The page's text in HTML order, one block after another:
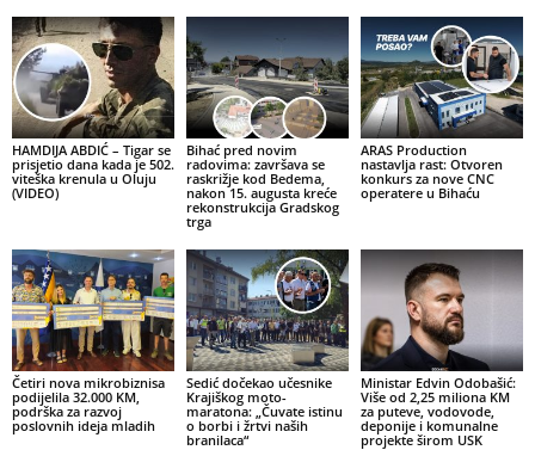
HAMDIJA ABDIĆ – Tigar se
prisjetio dana kada je 502.
viteška krenula u Oluju
(VIDEO)
Bihać pred novim
radovima: završava se
raskrižje kod Bedema,
nakon 15. augusta kreće
rekonstrukcija Gradskog
trga
ARAS Production
nastavlja rast: Otvoren
konkurs za nove CNC
operatere u Bihaću
Četiri nova mikrobiznisa
podijelila 32.000 KM,
podrška za razvoj
poslovnih ideja mladih
Sedić dočekao učesnike
Krajiškog moto-
maratona: „Čuvate istinu
o borbi i žrtvi naših
branilaca“
Ministar Edvin Odobašić:
Više od 2,25 miliona KM
za puteve, vodovode,
deponije i komunalne
projekte širom USK